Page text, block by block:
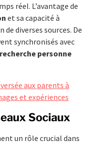
réel. L’avantage de
et sa capacité à
de diverses sources. De
synchronisés avec
recherche personne
aux parents à
et expériences
Sociaux
un rôle crucial dans